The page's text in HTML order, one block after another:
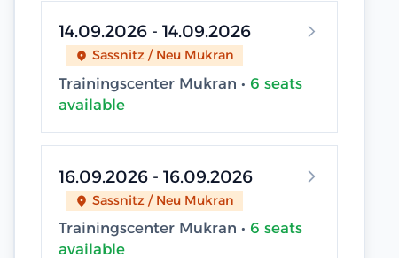
14.09.2026 - 14.09.2026
Sassnitz / Neu Mukran
Trainingscenter Mukran • 6 seats
available
16.09.2026 - 16.09.2026
Sassnitz / Neu Mukran
Trainingscenter Mukran • 6 seats
available